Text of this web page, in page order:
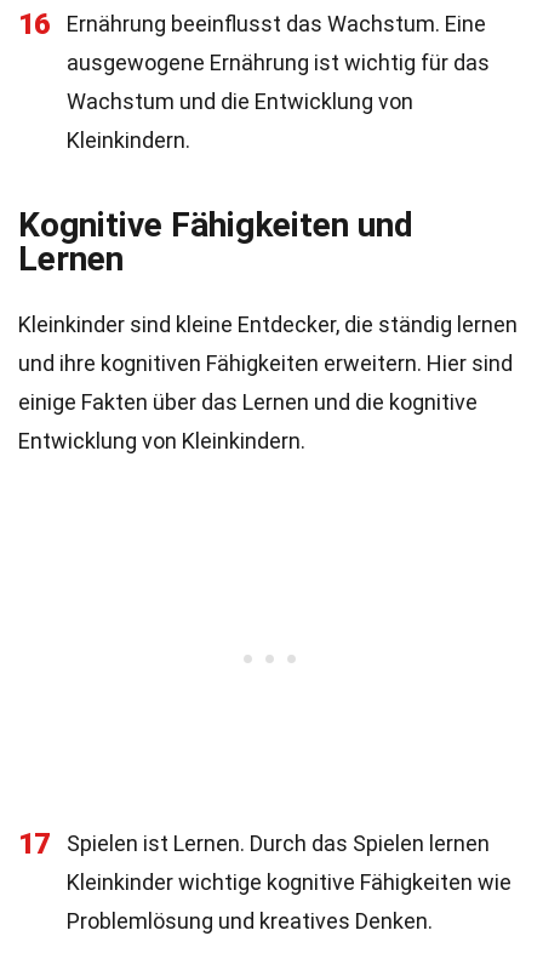
16
Ernährung beeinflusst das Wachstum. Eine
ausgewogene Ernährung ist wichtig für das
Wachstum und die Entwicklung von
Kleinkindern.
Kognitive Fähigkeiten und
Lernen
Kleinkinder sind kleine Entdecker, die ständig lernen
und ihre kognitiven Fähigkeiten erweitern. Hier sind
einige Fakten über das Lernen und die kognitive
Entwicklung von Kleinkindern.
17
Spielen ist Lernen. Durch das Spielen lernen
Kleinkinder wichtige kognitive Fähigkeiten wie
Problemlösung und kreatives Denken.